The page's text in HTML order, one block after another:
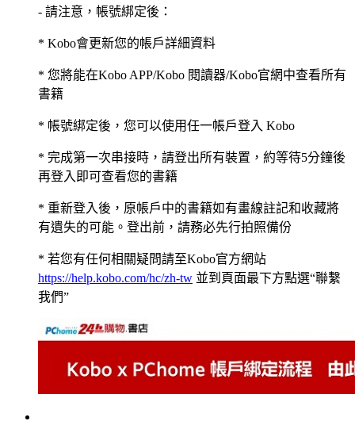
- 請注意，帳號綁定後：
* Kobo會更新您的帳戶詳細資料
* 您將能在Kobo APP/Kobo 閱讀器/Kobo官網中查看所有
書籍
* 帳號綁定後，您可以使用任一帳戶登入 Kobo
* 完成第一次串接時，請登出所有裝置，約等待5分鐘後
再登入即可查看您的書籍
* 重新登入後，原帳戶中的書籍如有畫線註記和收藏將
有遺失的可能。登出前，請務必先行拍照備份
* 若您有任何相關疑問請至Kobo官方網站
https://help.kobo.com/hc/zh-tw 並到頁面最下方點選“聯繫
我們”